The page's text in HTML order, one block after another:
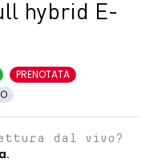
hybrid E-
PRENOTATA
dal vivo?